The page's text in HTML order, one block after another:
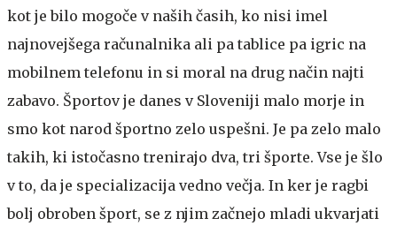
kot je bilo mogoče v naših časih, ko nisi imel
najnovejšega računalnika ali pa tablice pa igric na
mobilnem telefonu in si moral na drug način najti
zabavo. Športov je danes v Sloveniji malo morje in
smo kot narod športno zelo uspešni. Je pa zelo malo
takih, ki istočasno trenirajo dva, tri športe. Vse je šlo
v to, da je specializacija vedno večja. In ker je ragbi
bolj obroben šport, se z njim začnejo mladi ukvarjati